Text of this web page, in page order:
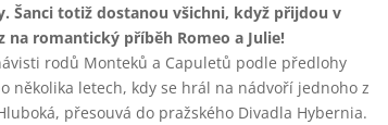
Šanci totiž dostanou všichni, když přijdou v
romantický příběh Romeo a Julie!
rodů Monteků a Capuletů podle předlohy
několika letech, kdy se hrál na nádvoří jednoho z
přesouvá do pražského Divadla Hybernia.